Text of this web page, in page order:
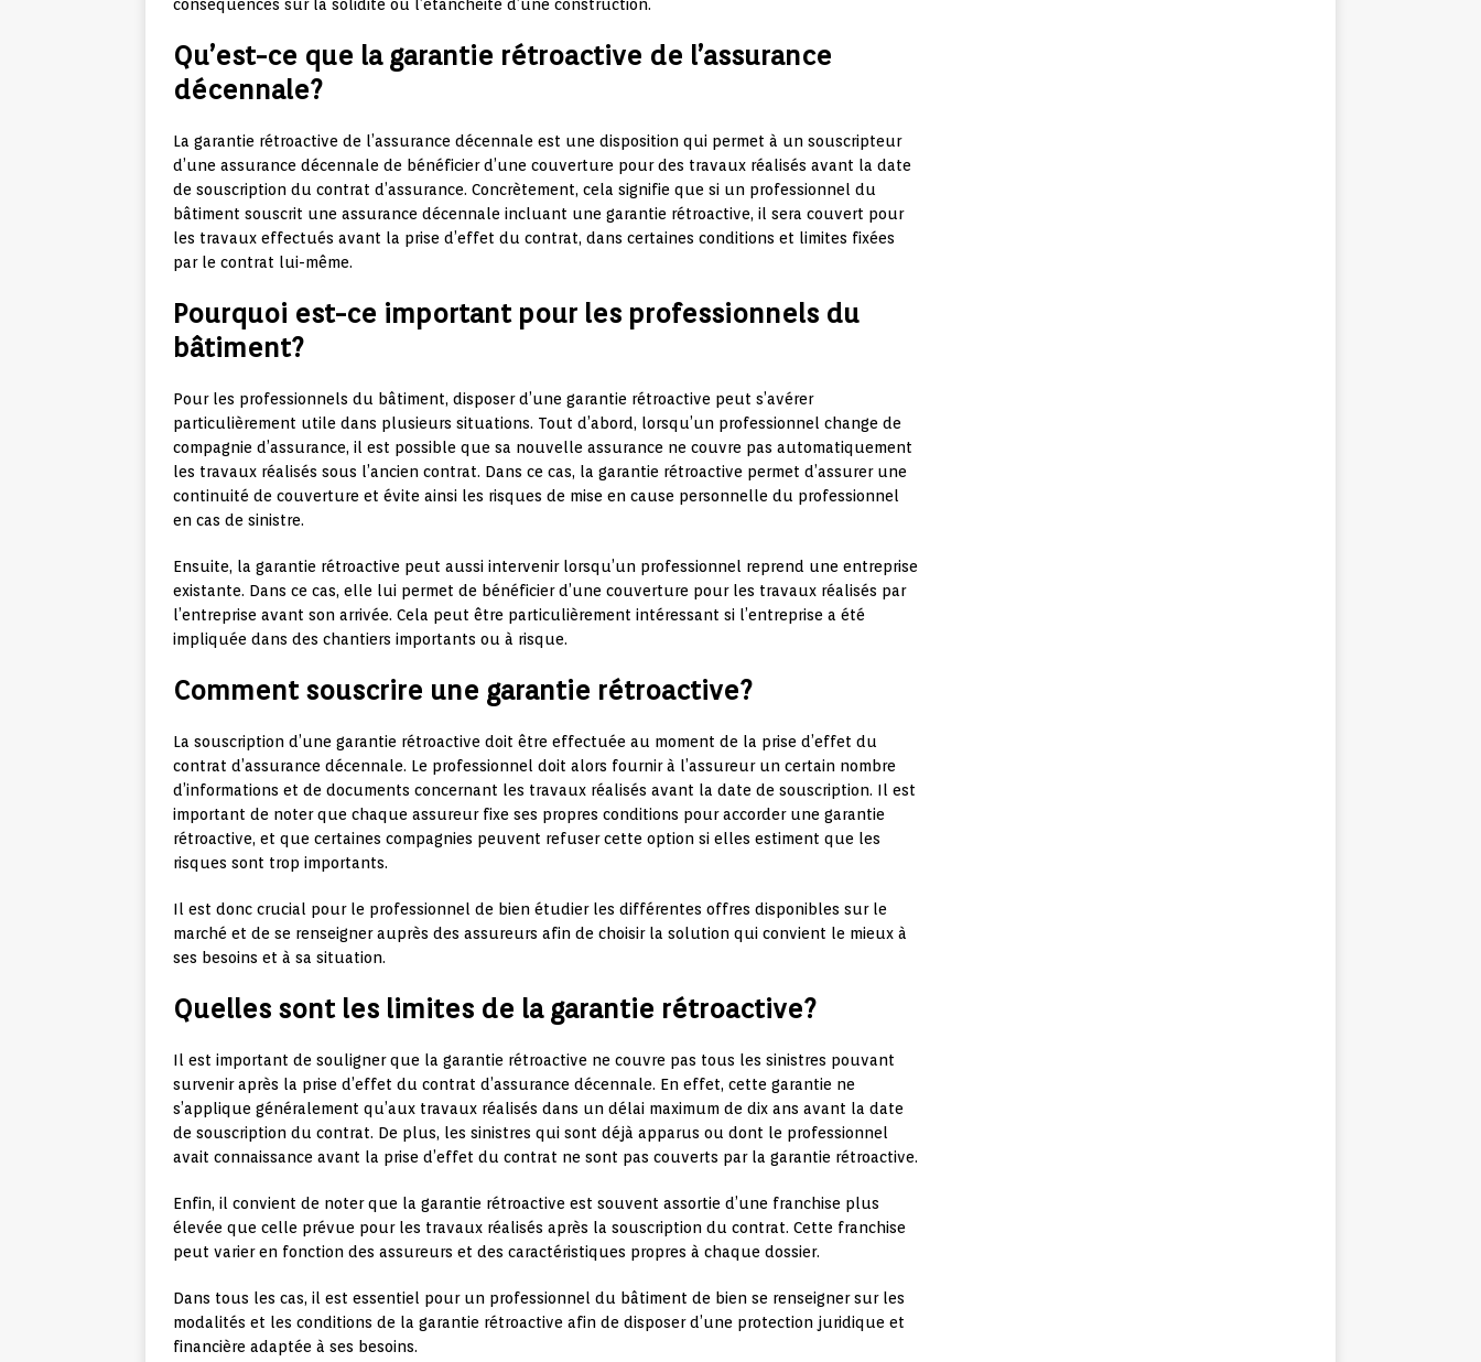
conséquences sur la solidité ou l’étanchéité d’une construction.
Qu’est-ce que la garantie rétroactive de l’assurance
décennale?
La garantie rétroactive de l’assurance décennale est une disposition qui permet à un souscripteur
d’une assurance décennale de bénéficier d’une couverture pour des travaux réalisés avant la date
de souscription du contrat d’assurance. Concrètement, cela signifie que si un professionnel du
bâtiment souscrit une assurance décennale incluant une garantie rétroactive, il sera couvert pour
les travaux effectués avant la prise d’effet du contrat, dans certaines conditions et limites fixées
par le contrat lui-même.
Pourquoi est-ce important pour les professionnels du
bâtiment?
Pour les professionnels du bâtiment, disposer d’une garantie rétroactive peut s’avérer
particulièrement utile dans plusieurs situations. Tout d’abord, lorsqu’un professionnel change de
compagnie d’assurance, il est possible que sa nouvelle assurance ne couvre pas automatiquement
les travaux réalisés sous l’ancien contrat. Dans ce cas, la garantie rétroactive permet d’assurer une
continuité de couverture et évite ainsi les risques de mise en cause personnelle du professionnel
en cas de sinistre.
Ensuite, la garantie rétroactive peut aussi intervenir lorsqu’un professionnel reprend une entreprise
existante. Dans ce cas, elle lui permet de bénéficier d’une couverture pour les travaux réalisés par
l’entreprise avant son arrivée. Cela peut être particulièrement intéressant si l’entreprise a été
impliquée dans des chantiers importants ou à risque.
Comment souscrire une garantie rétroactive?
La souscription d’une garantie rétroactive doit être effectuée au moment de la prise d’effet du
contrat d’assurance décennale. Le professionnel doit alors fournir à l’assureur un certain nombre
d’informations et de documents concernant les travaux réalisés avant la date de souscription. Il est
important de noter que chaque assureur fixe ses propres conditions pour accorder une garantie
rétroactive, et que certaines compagnies peuvent refuser cette option si elles estiment que les
risques sont trop importants.
Il est donc crucial pour le professionnel de bien étudier les différentes offres disponibles sur le
marché et de se renseigner auprès des assureurs afin de choisir la solution qui convient le mieux à
ses besoins et à sa situation.
Quelles sont les limites de la garantie rétroactive?
Il est important de souligner que la garantie rétroactive ne couvre pas tous les sinistres pouvant
survenir après la prise d’effet du contrat d’assurance décennale. En effet, cette garantie ne
s’applique généralement qu’aux travaux réalisés dans un délai maximum de dix ans avant la date
de souscription du contrat. De plus, les sinistres qui sont déjà apparus ou dont le professionnel
avait connaissance avant la prise d’effet du contrat ne sont pas couverts par la garantie rétroactive.
Enfin, il convient de noter que la garantie rétroactive est souvent assortie d’une franchise plus
élevée que celle prévue pour les travaux réalisés après la souscription du contrat. Cette franchise
peut varier en fonction des assureurs et des caractéristiques propres à chaque dossier.
Dans tous les cas, il est essentiel pour un professionnel du bâtiment de bien se renseigner sur les
modalités et les conditions de la garantie rétroactive afin de disposer d’une protection juridique et
financière adaptée à ses besoins.